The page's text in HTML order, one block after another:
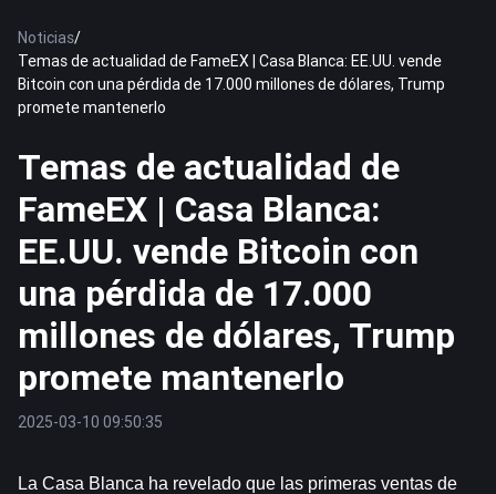
Noticias/
Temas de actualidad de FameEX | Casa Blanca: EE.UU. vende
Bitcoin con una pérdida de 17.000 millones de dólares, Trump
promete mantenerlo
Temas de actualidad de
FameEX | Casa Blanca:
EE.UU. vende Bitcoin con
una pérdida de 17.000
millones de dólares, Trump
promete mantenerlo
2025-03-10 09:50:35
La Casa Blanca ha revelado que las primeras ventas de